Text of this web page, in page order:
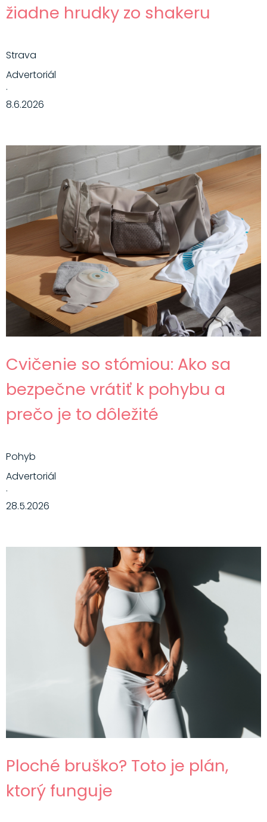
žiadne hrudky zo shakeru
Strava
Advertoriál
·
8.6.2026
Cvičenie so stómiou: Ako sa
bezpečne vrátiť k pohybu a
prečo je to dôležité
Pohyb
Advertoriál
·
28.5.2026
Ploché bruško? Toto je plán,
ktorý funguje